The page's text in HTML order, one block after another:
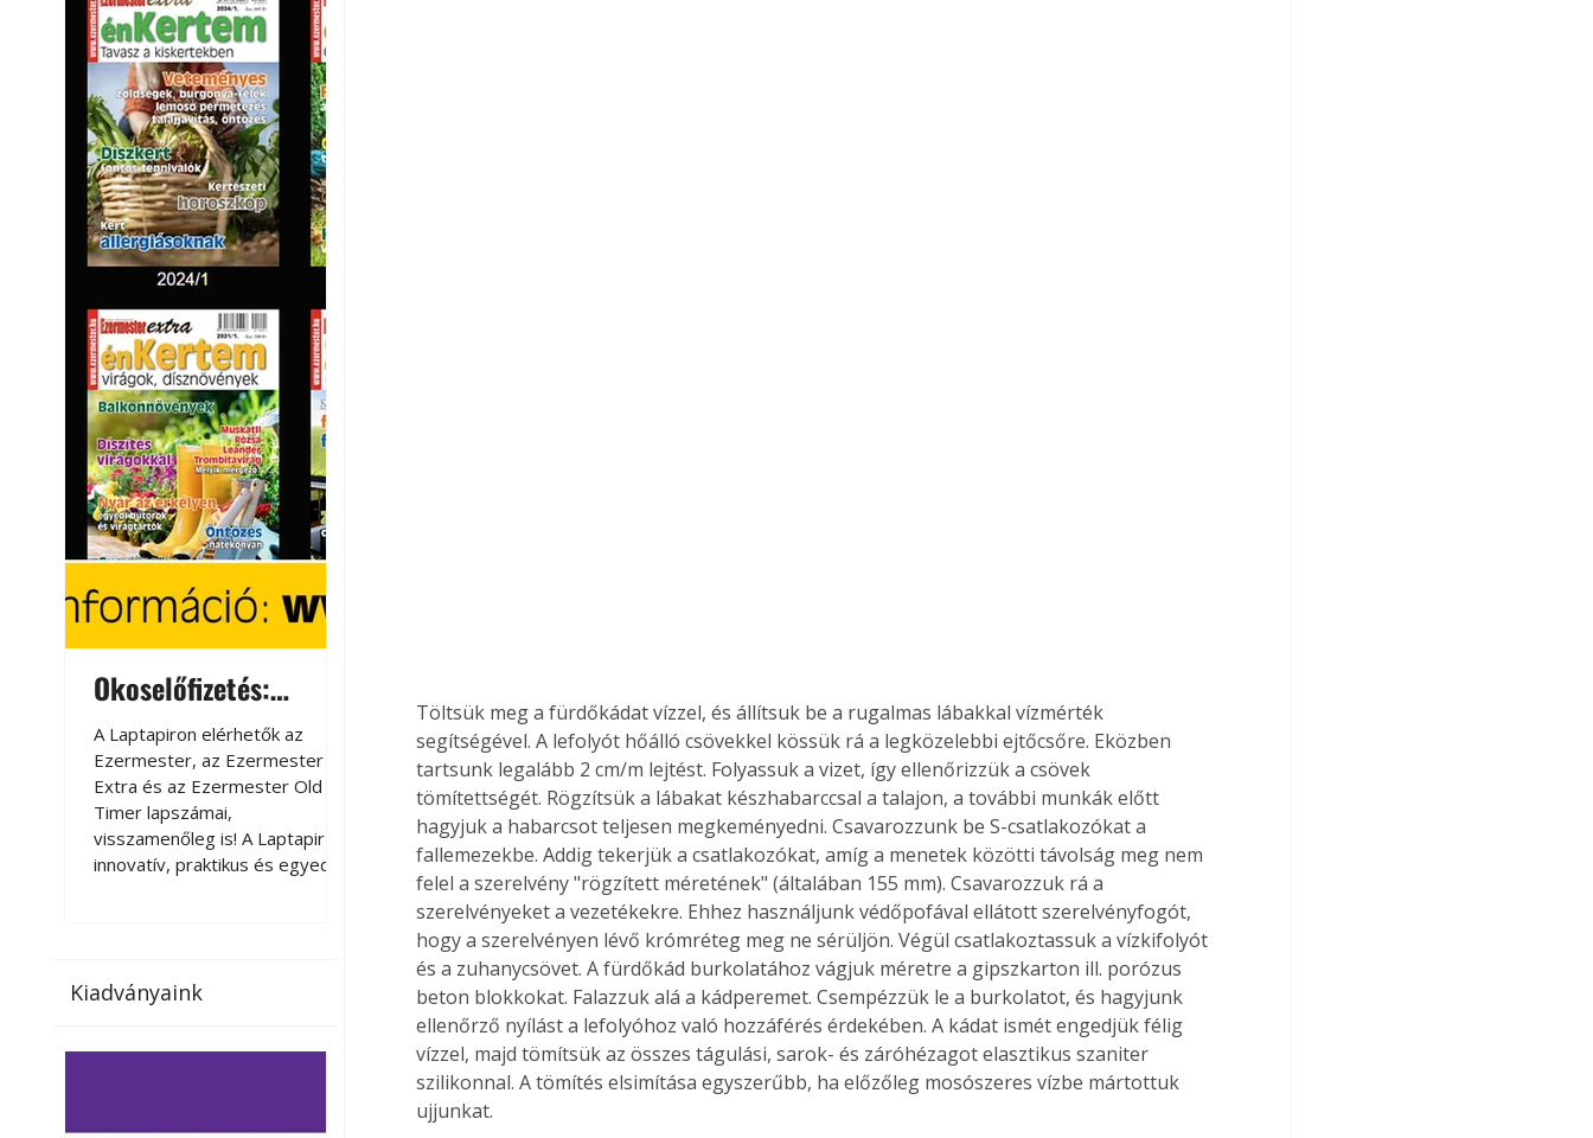
Okoselőfizetés:
Ezermester Extra
A Laptapiron elérhetők az
Ezermester, az Ezermester
Extra és az Ezermester Old
Timer lapszámai,
visszamenőleg is! A Laptapir új,
innovatív, praktikus és egyedi
az otthonában, útközben vagy
elérhetők lapszámaink. Bárhol,
A Laptapiron elérhetők az
Ezermester, az Ezermester
Extra és az Ezermester Old
Timer lapszámai,
visszamenőleg is! A Laptapir új,
innovatív, praktikus és egyedi
megoldás a nyomtatott
magazinok digitális olvasására
számítógépen, okostelefonon
vagy táblagépen. Kényelmesen
az otthonában, útközben vagy
nyaralás, pihenés alatt is
elérhetők lapszámaink. Bárhol,
bármikor, akár külföldön élve
vagy dolgozva is olvashatók az
Ezermester lapszámai. A
Bővebb információ itt!
Együtt jobban megéri! A
könyvek tetszőleges
párosítással kedvezményes
áron, 0 Ft postaköltséggel
megrendelhetők!
Kiadványaink
Töltsük meg a fürdőkádat vízzel, és állítsuk be a rugalmas lábakkal vízmérték
segítségével. A lefolyót hőálló csövekkel kössük rá a legközelebbi ejtőcsőre. Eközben
tartsunk legalább 2 cm/m lejtést. Folyassuk a vizet, így ellenőrizzük a csövek
tömítettségét. Rögzítsük a lábakat készhabarccsal a talajon, a további munkák előtt
hagyjuk a habarcsot teljesen megkeményedni. Csavarozzunk be S-csatlakozókat a
fallemezekbe. Addig tekerjük a csatlakozókat, amíg a menetek közötti távolság meg nem
felel a szerelvény "rögzített méretének" (általában 155 mm). Csavarozzuk rá a
szerelvényeket a vezetékekre. Ehhez használjunk védőpofával ellátott szerelvényfogót,
hogy a szerelvényen lévő krómréteg meg ne sérüljön. Végül csatlakoztassuk a vízkifolyót
és a zuhanycsövet. A fürdőkád burkolatához vágjuk méretre a gipszkarton ill. porózus
beton blokkokat. Falazzuk alá a kádperemet. Csempézzük le a burkolatot, és hagyjunk
ellenőrző nyílást a lefolyóhoz való hozzáférés érdekében. A kádat ismét engedjük félig
vízzel, majd tömítsük az összes tágulási, sarok- és záróhézagot elasztikus szaniter
szilikonnal. A tömítés elsimítása egyszerűbb, ha előzőleg mosószeres vízbe mártottuk
ujjunkat.